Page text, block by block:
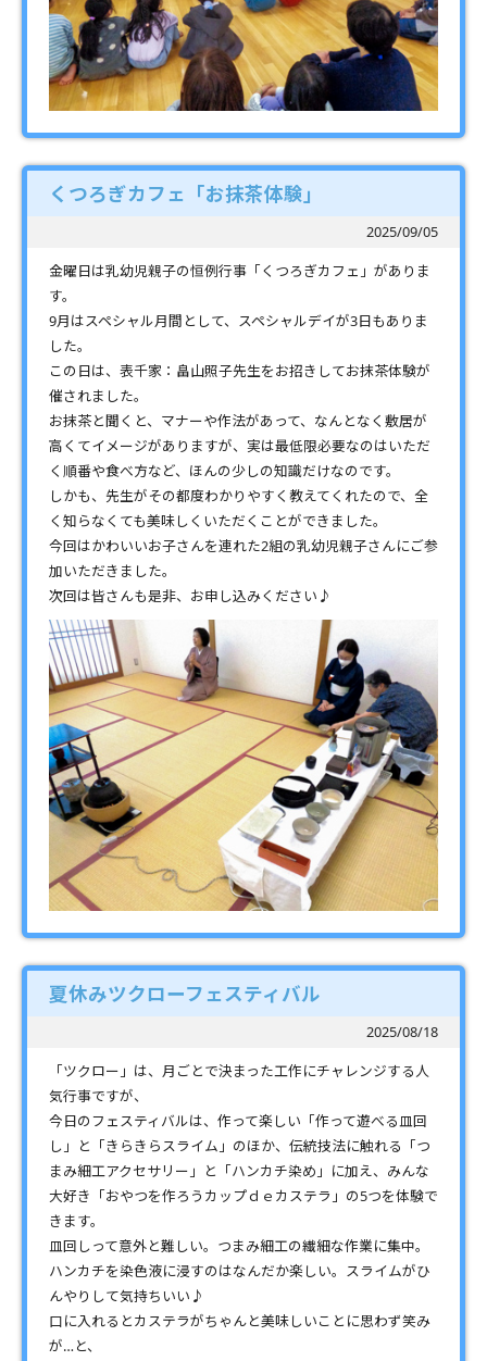
くつろぎカフェ「お抹茶体験」
2025/09/05
金曜日は乳幼児親子の恒例行事「くつろぎカフェ」がありま
す。
9月はスペシャル月間として、スペシャルデイが3日もありま
した。
この日は、表千家：畠山照子先生をお招きしてお抹茶体験が
催されました。
お抹茶と聞くと、マナーや作法があって、なんとなく敷居が
高くてイメージがありますが、実は最低限必要なのはいただ
く順番や食べ方など、ほんの少しの知識だけなのです。
しかも、先生がその都度わかりやすく教えてくれたので、全
く知らなくても美味しくいただくことができました。
今回はかわいいお子さんを連れた2組の乳幼児親子さんにご参
加いただきました。
次回は皆さんも是非、お申し込みください♪
夏休みツクローフェスティバル
2025/08/18
「ツクロー」は、月ごとで決まった工作にチャレンジする人
気行事ですが、
今日のフェスティバルは、作って楽しい「作って遊べる皿回
し」と「きらきらスライム」のほか、伝統技法に触れる「つ
まみ細工アクセサリー」と「ハンカチ染め」に加え、みんな
大好き「おやつを作ろうカップｄｅカステラ」の5つを体験で
きます。
皿回しって意外と難しい。つまみ細工の繊細な作業に集中。
ハンカチを染色液に浸すのはなんだか楽しい。スライムがひ
んやりして気持ちいい♪
口に入れるとカステラがちゃんと美味しいことに思わず笑み
が…と、